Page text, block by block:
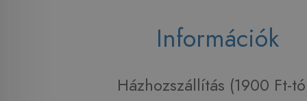
Információk
Házhozszállítás (1900 Ft-